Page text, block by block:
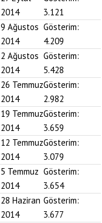
2014
3.121
9 Ağustos
2014
Gösterim:
4.209
2 Ağustos
2014
Gösterim:
5.428
26 Temmuz
2014
Gösterim:
2.982
19 Temmuz
2014
Gösterim:
3.659
12 Temmuz
2014
Gösterim:
3.079
5 Temmuz
2014
Gösterim:
3.654
28 Haziran
2014
Gösterim:
3.677